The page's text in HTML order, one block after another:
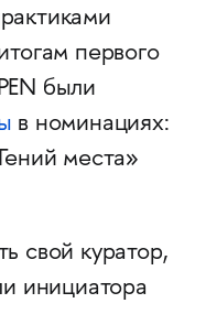
первого
были
в номинациях:
места»
свой куратор,
инициатора